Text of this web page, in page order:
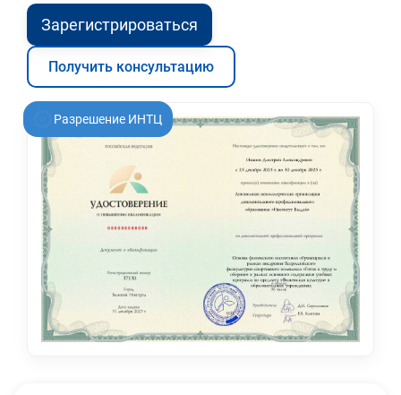
Зарегистрироваться
Получить консультацию
Разрешение ИНТЦ